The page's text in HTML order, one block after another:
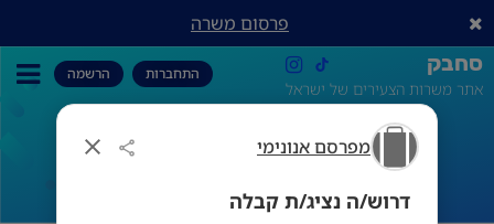
מפרסם אנונימי
דרוש/ה נציג/ת קבלה
פרסום משרה
סחבק
אתר משרות הצעירים של ישראל
התחברות הרשמה
דרוש/ה נציג/ת קבלה